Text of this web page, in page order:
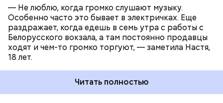
— Не люблю, когда громко слушают музыку.
Особенно часто это бывает в электричках. Еще
раздражает, когда едешь в семь утра с работы с
Белорусского вокзала, а там постоянно продавцы
ходят и чем-то громко торгуют, — заметила Настя,
18 лет.
Читать полностью